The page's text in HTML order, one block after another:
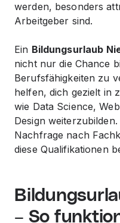
werden, besonders
Arbeitgeber sind.
Ein Bildungsurlaub
nicht nur die Chance
Berufsfähigkeiten zu
helfen, dich gezielt in
wie Data Science,
Design
Nachfrage nach
diese Qualifikationen
– So